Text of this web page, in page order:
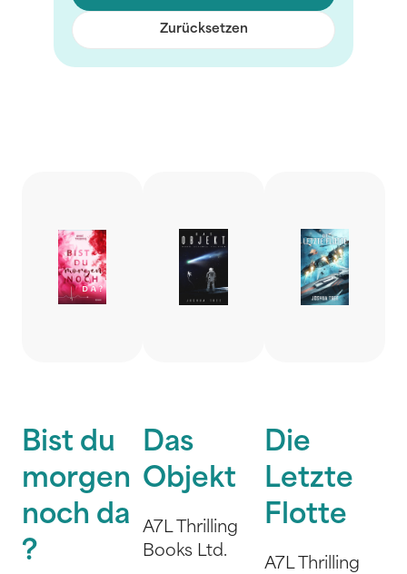
Zurücksetzen
Bist du
morgen
noch da
?
Das
Objekt
A7L Thrilling
Books Ltd.
Die
Letzte
Flotte
A7L Thrilling